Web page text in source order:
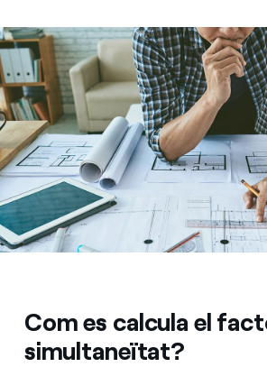
Com es calcula el
simultaneïtat?